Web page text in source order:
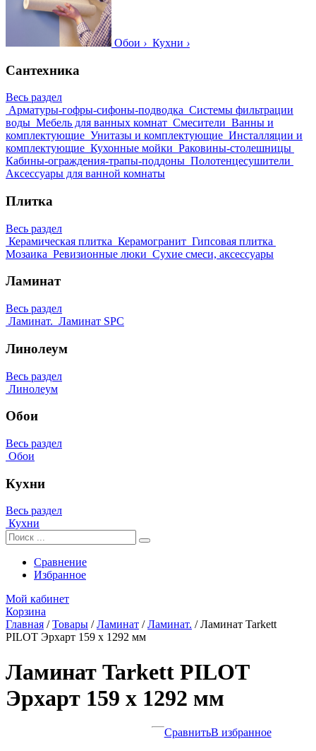
Обои › Кухни ›
Сантехника
Весь раздел
Арматуры-гофры-сифоны-подводка Системы фильтрации
воды Мебель для ванных комнат Смесители Ванны и
комплектующие Унитазы и комплектующие Инсталляции и
комплектующие Кухонные мойки Раковины-столешницы
Кабины-ограждения-трапы-поддоны Полотенцесушители
Аксессуары для ванной комнаты
Плитка
Весь раздел
Керамическая плитка Керамогранит Гипсовая плитка
Мозаика Ревизионные люки Сухие смеси, аксессуары
Ламинат
Весь раздел
Ламинат. Ламинат SPC
Линолеум
Весь раздел
Линолеум
Обои
Весь раздел
Обои
Кухни
Весь раздел
Кухни
Сравнение
Избранное
Мой кабинет
Корзина
Главная /Товары /Ламинат /Ламинат. /Ламинат Tarkett
PILOT Эрхарт 159 x 1292 мм
Ламинат Tarkett PILOT
Эрхарт 159 x 1292 мм
СравнитьВ избранное